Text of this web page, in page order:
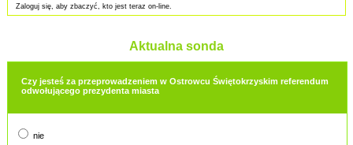
Zaloguj się, aby zbaczyć, kto jest teraz on-line.
Aktualna sonda
Czy jesteś za przeprowadzeniem w Ostrowcu Świętokrzyskim referendum
odwołującego prezydenta miasta
nie